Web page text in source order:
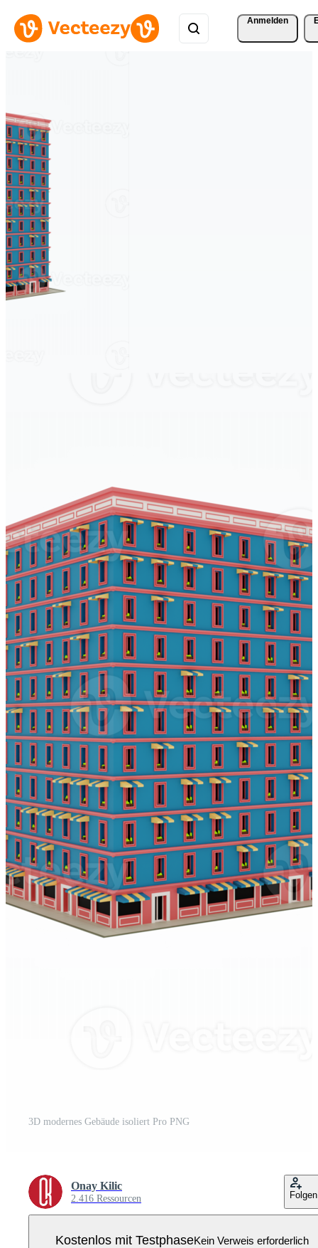
Anmelden
3D modernes Gebäude isoliert Pro PNG
Onay Kilic
2.416 Ressourcen Folgen
Kostenlos mit TestphaseKein Verweis erforderlich